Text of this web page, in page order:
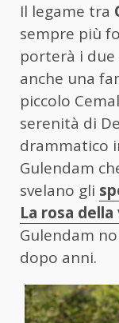
Il legame tra
sempre più
porterà i
anche una
piccolo
serenità di
drammatico
Gulendam
svelano gli
La rosa
Gulendam
dopo anni.